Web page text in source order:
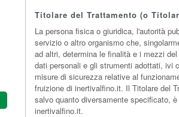
Titolare del Trattamento (o
La persona fisica o giuridica, l'autorità
servizio o altro organismo che,
ad altri, determina le finalità e i mezzi
dati personali e gli strumenti adottati, ivi
misure di sicurezza relative al
fruizione di inertivalfino.it. Il Titolare del
salvo quanto diversamente specificato,
inertivalfino.it.